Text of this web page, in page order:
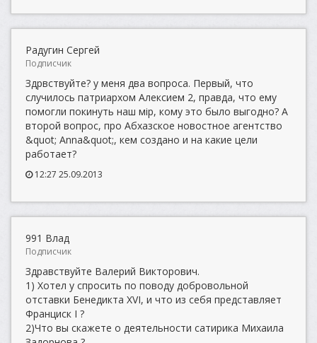
Радугин Сергей
Подписчик
Здрвствуйте? у меня два вопроса. Первый, что
случилось патриархом Алексием 2, правда, что ему
помогли покинуть наш мiр, кому это было выгодно? А
второй вопрос, про Абхазское новостное агентство
&quot; Anna&quot;, кем создано и на какие цели
работает?
12:27 25.09.2013
991 Влад
Подписчик
Здравствуйте Валерий Викторович.
1) Хотел у спросить по поводу добровольной
отставки Бенедикта XVI, и что из себя представляет
Франциск I ?
2)Что вы скажете о деятельности сатирика Михаила